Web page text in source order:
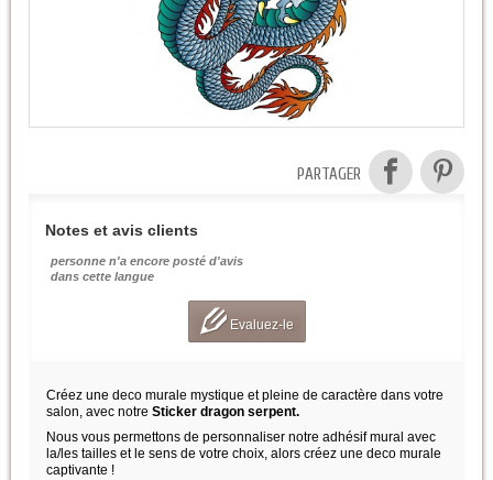
PARTAGER
Notes et avis clients
personne n'a encore posté d'avis
dans cette langue
Evaluez-le
Créez une deco murale mystique et pleine de caractère dans votre
salon, avec notre Sticker dragon serpent.
Nous vous permettons de personnaliser notre adhésif mural avec
la/les tailles et le sens de votre choix, alors créez une deco murale
captivante !